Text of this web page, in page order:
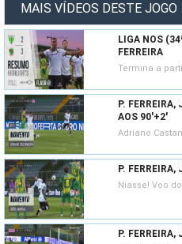
MAIS VÍDEOS DESTE JOGO
LIGA NOS
FERREIRA
P.
AOS 90'+2'
P.
P.